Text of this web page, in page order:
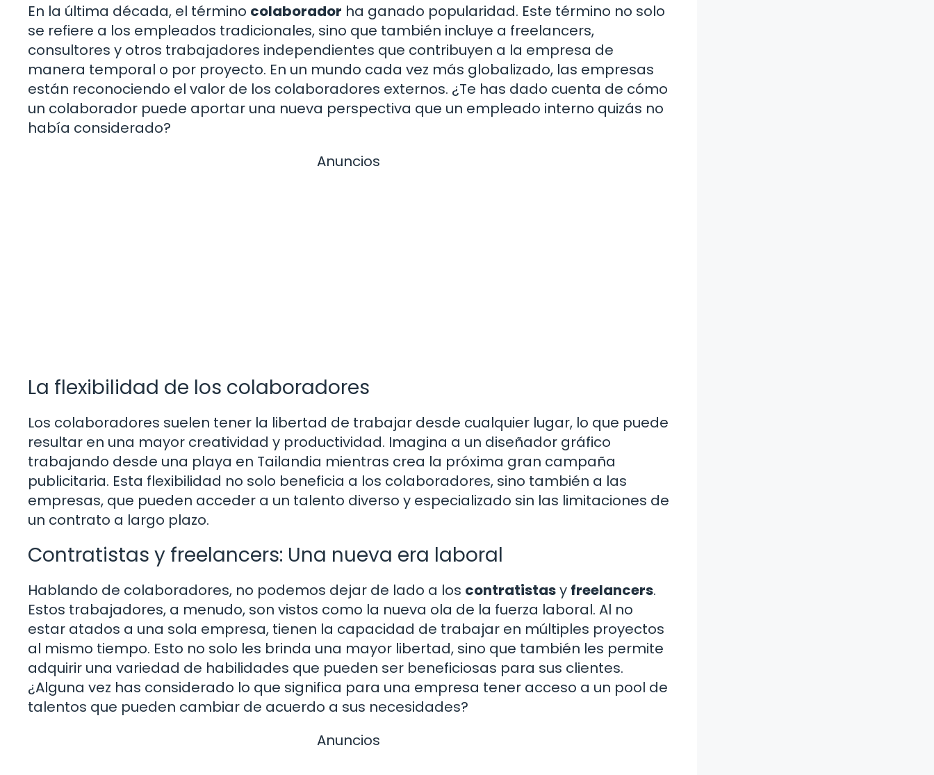
En la última década, el término colaborador ha ganado popularidad. Este término no solo
se refiere a los empleados tradicionales, sino que también incluye a freelancers,
consultores y otros trabajadores independientes que contribuyen a la empresa de
manera temporal o por proyecto. En un mundo cada vez más globalizado, las empresas
están reconociendo el valor de los colaboradores externos. ¿Te has dado cuenta de cómo
un colaborador puede aportar una nueva perspectiva que un empleado interno quizás no
había considerado?
Anuncios
La flexibilidad de los colaboradores
Los colaboradores suelen tener la libertad de trabajar desde cualquier lugar, lo que puede
resultar en una mayor creatividad y productividad. Imagina a un diseñador gráfico
trabajando desde una playa en Tailandia mientras crea la próxima gran campaña
publicitaria. Esta flexibilidad no solo beneficia a los colaboradores, sino también a las
empresas, que pueden acceder a un talento diverso y especializado sin las limitaciones de
un contrato a largo plazo.
Contratistas y freelancers: Una nueva era laboral
Hablando de colaboradores, no podemos dejar de lado a los contratistasy freelancers.
Estos trabajadores, a menudo, son vistos como la nueva ola de la fuerza laboral. Al no
estar atados a una sola empresa, tienen la capacidad de trabajar en múltiples proyectos
al mismo tiempo. Esto no solo les brinda una mayor libertad, sino que también les permite
adquirir una variedad de habilidades que pueden ser beneficiosas para sus clientes.
¿Alguna vez has considerado lo que significa para una empresa tener acceso a un pool de
talentos que pueden cambiar de acuerdo a sus necesidades?
Anuncios